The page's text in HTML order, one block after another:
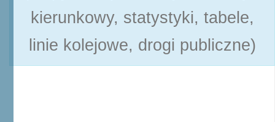
kierunkowy, statystyki, tabele,
linie kolejowe, drogi publiczne)